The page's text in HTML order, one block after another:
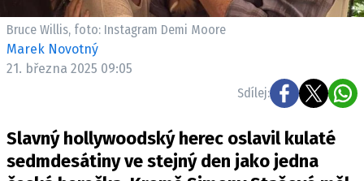
Máte příběh, fotku nebo video?
Pošlete e-mail na newsbox.cz
KONTAKT
VYDAVATEL
Bruce Willis, foto: Instagram Demi Moore
Marek Novotný
21. března 2025 09:05
Sdílej:
Slavný hollywoodský herec oslavil kulaté
sedmdesátiny ve stejný den jako jedna